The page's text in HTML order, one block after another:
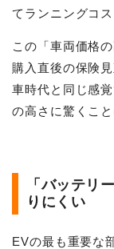
てランニングコ
この「車両価格
購入直後の保険
車時代と同じ感
の高さに驚くこと
「バッテリ
りにくい
EVの最も重要な